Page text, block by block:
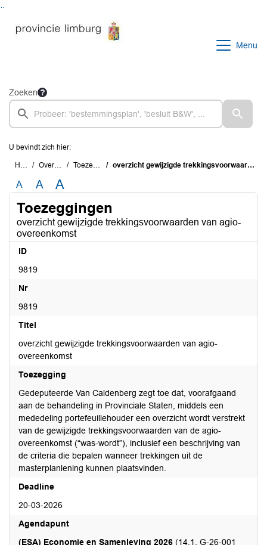
Menu
Zoeken
U bevindt zich hier:
Home Overzichten Toezeggingen overzicht gewijzigde trekkingsvoorwaarden van agio-overeenkomst
A A A
Toezeggingen
overzicht gewijzigde trekkingsvoorwaarden van agio-
overeenkomst
ID
9819
Nr
9819
Titel
overzicht gewijzigde trekkingsvoorwaarden van agio-
overeenkomst
Toezegging
Gedeputeerde Van Caldenberg zegt toe dat, voorafgaand
aan de behandeling in Provinciale Staten, middels een
mededeling portefeuillehouder een overzicht wordt verstrekt
van de gewijzigde trekkingsvoorwaarden van de agio-
overeenkomst (“was-wordt”), inclusief een beschrijving van
de criteria die bepalen wanneer trekkingen uit de
masterplanlening kunnen plaatsvinden.
Deadline
20-03-2026
Agendapunt
(ESA) Economie en Samenleving 2026 (14.1. G-26-001